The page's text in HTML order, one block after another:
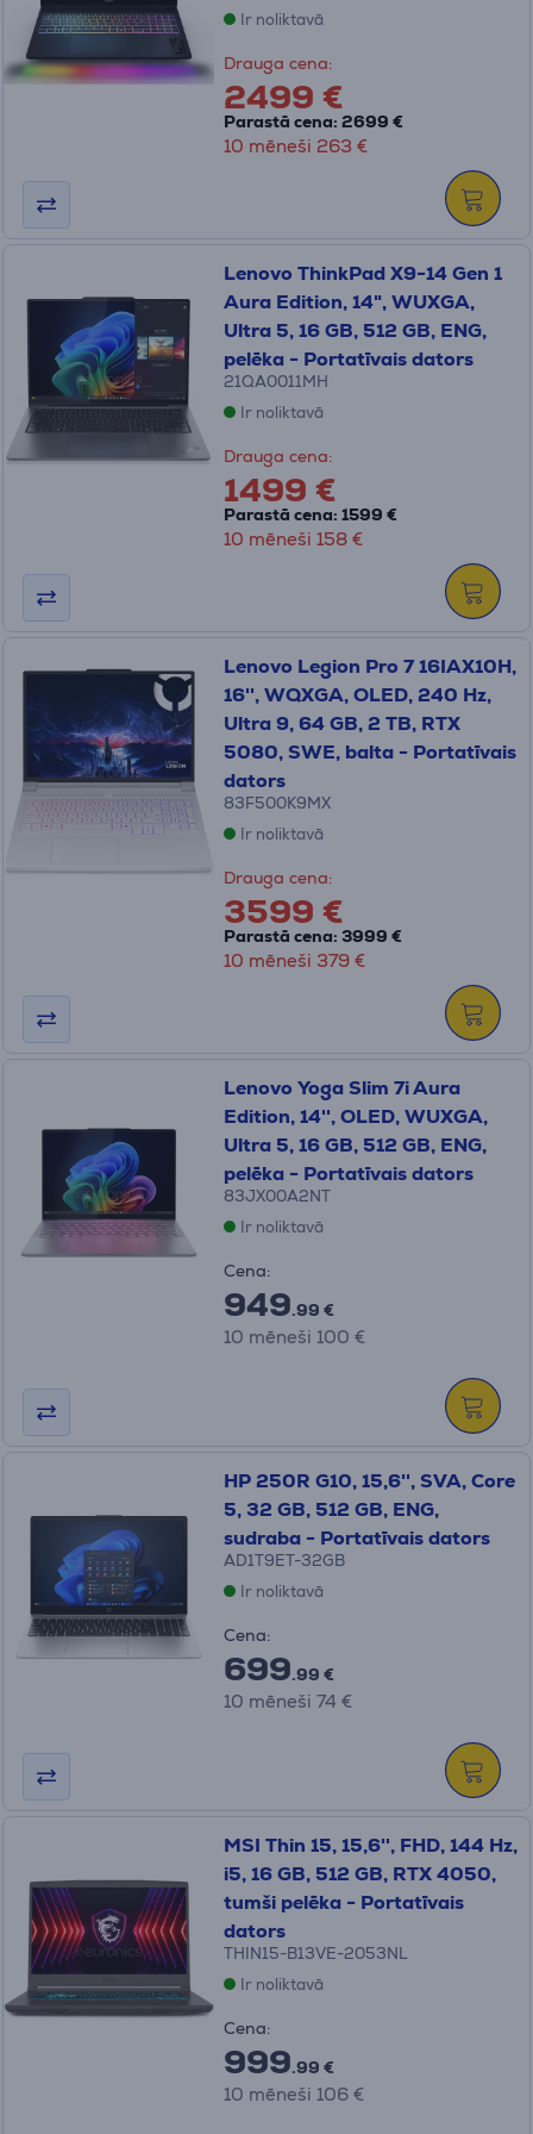
Ir noliktavā
Drauga cena:
2499 €
Parastā cena: 2699 €
10 mēneši 263 €
Lenovo ThinkPad X9-14 Gen 1
Aura Edition, 14", WUXGA,
Ultra 5, 16 GB, 512 GB, ENG,
pelēka - Portatīvais dators
21QA0011MH
Ir noliktavā
Drauga cena:
1499 €
Parastā cena: 1599 €
10 mēneši 158 €
Lenovo Legion Pro 7 16IAX10H,
16'', WQXGA, OLED, 240 Hz,
Ultra 9, 64 GB, 2 TB, RTX
5080, SWE, balta - Portatīvais
dators
83F500K9MX
Ir noliktavā
Drauga cena:
3599 €
Parastā cena: 3999 €
10 mēneši 379 €
Lenovo Yoga Slim 7i Aura
Edition, 14'', OLED, WUXGA,
Ultra 5, 16 GB, 512 GB, ENG,
pelēka - Portatīvais dators
83JX00A2NT
Ir noliktavā
Cena:
949.99 €
10 mēneši 100 €
HP 250R G10, 15,6'', SVA, Core
5, 32 GB, 512 GB, ENG,
sudraba - Portatīvais dators
AD1T9ET-32GB
Ir noliktavā
Cena:
699.99 €
10 mēneši 74 €
MSI Thin 15, 15,6'', FHD, 144 Hz,
i5, 16 GB, 512 GB, RTX 4050,
tumši pelēka - Portatīvais
dators
THIN15-B13VE-2053NL
Ir noliktavā
Cena:
999.99 €
10 mēneši 106 €